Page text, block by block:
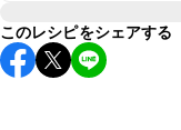
A
す。それ以上保存
焼き上げることをお
冷蔵庫で解凍し、生
A こちら
このレシピをシェアする